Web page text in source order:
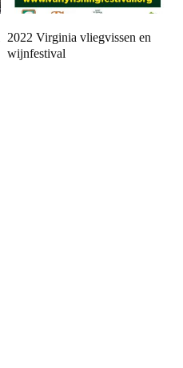
2022 Virginia vliegvissen en
wijnfestival